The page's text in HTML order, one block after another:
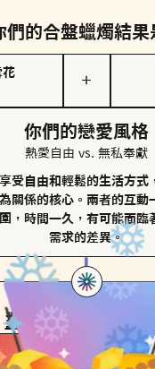
們的合盤蠟燭結果
花
＋
你們的戀愛風格
熱愛自由 vs. 無私奉獻
受自由和輕鬆的生活方式
關係的核心。兩者的互動
，時間一久，有可能面臨
需求的差異。
對方的主調蠟燭